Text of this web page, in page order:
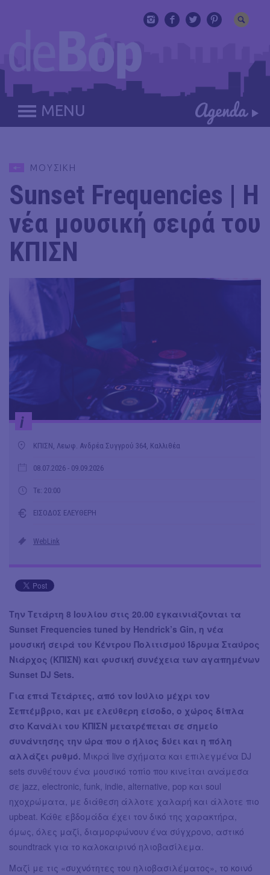
MENU
ΜΟΥΣΙΚΗ
Sunset Frequencies | Η
νέα μουσική σειρά του
ΚΠΙΣΝ
i
ΚΠΙΣΝ, Λεωφ. Ανδρέα Συγγρού 364, Καλλιθέα
08.07.2026 - 09.09.2026
Τε: 20:00
ΕΙΣΟΔΟΣ ΕΛΕΥΘΕΡΗ
WebLink
Την Τετάρτη 8 Ιουλίου στις 20.00 εγκαινιάζονται τα
Sunset Frequencies tuned by Hendrick’s Gin, η νέα
μουσική σειρά του Κέντρου Πολιτισμού Ίδρυμα Σταύρος
Νιάρχος (ΚΠΙΣΝ) και φυσική συνέχεια των αγαπημένων
Sunset DJ Sets.
Για επτά Τετάρτες, από τον Ιούλιο μέχρι τον
Σεπτέμβριο, και με ελεύθερη είσοδο, ο χώρος δίπλα
στο Κανάλι του ΚΠΙΣΝ μετατρέπεται σε σημείο
συνάντησης την ώρα που ο ήλιος δύει και η πόλη
αλλάζει ρυθμό. Μικρά live σχήματα και επιλεγμένα DJ
sets συνθέτουν ένα μουσικό τοπίο που κινείται ανάμεσα
σε jazz, electronic, funk, indie, alternative, pop και soul
ηχοχρώματα, με διάθεση άλλοτε χαλαρή και άλλοτε πιο
upbeat. Κάθε εβδομάδα έχει τον δικό της χαρακτήρα,
όμως, όλες μαζί, διαμορφώνουν ένα σύγχρονο, αστικό
soundtrack για το καλοκαιρινό ηλιοβασίλεμα.
Μαζί με τις «συχνότητες του ηλιοβασιλέματος», το κοινό